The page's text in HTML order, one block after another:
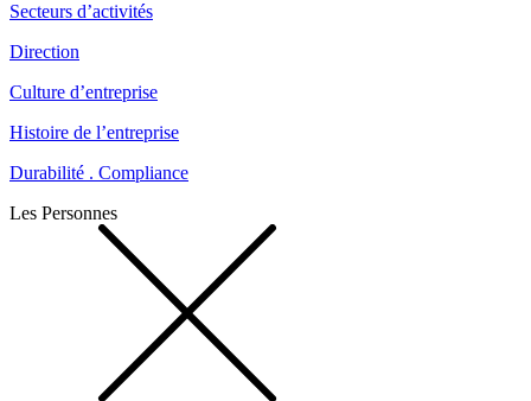
Secteurs d’activités
Direction
Culture d’entreprise
Histoire de l’entreprise
Durabilité . Compliance
Les Personnes